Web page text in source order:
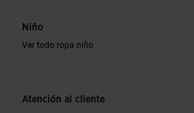
Niño
Ver todo ropa niño
Atención al cliente